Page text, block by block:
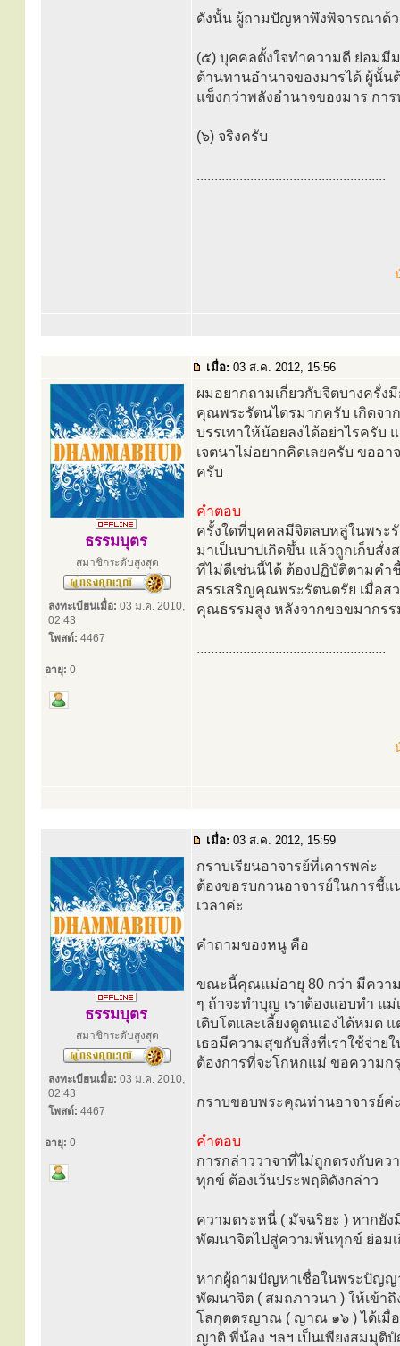
ดังนั้น ผู้ถามปัญหาพึงพิจารณาด้
(๕) บุคคลตั้งใจทำความดี ย่อมมีม
ต้านทานอำนาจของมารได้ ผู้นั้
แข็งกว่าพลังอำนาจของมาร กา
(๖) จริงครับ
.....................................................
เมื่อ: 03 ส.ค. 2012, 15:56
ธรรมบุตร
สมาชิกระดับสูงสุด
ลงทะเบียนเมื่อ: 03 ม.ค. 2010,
02:43
โพสต์: 4467
อายุ: 0
ผมอยากถามเกี่ยวกับจิตบางครั่ง
คุณพระรัตนไตรมากครับ เกิดจา
บรรเทาให้น้อยลงได้อย่าไรครับ
เจตนาไม่อยากคิดเลยครับ ขออ
ครับ
คำตอบ
ครั้งใดที่บุคคลมีจิตลบหลู่ในพระ
มาเป็นบาปเกิดขึ้น แล้วถูกเก็บสั่
ที่ไม่ดีเช่นนี้ได้ ต้องปฏิบัติตามคำ
สรรเสริญคุณพระรัตนตรัย เมื่อส
คุณธรรมสูง หลังจากขอขมากร
.....................................................
เมื่อ: 03 ส.ค. 2012, 15:59
ธรรมบุตร
สมาชิกระดับสูงสุด
ลงทะเบียนเมื่อ: 03 ม.ค. 2010,
02:43
โพสต์: 4467
อายุ: 0
กราบเรียนอาจารย์ที่เคารพค่ะ
ต้องขอรบกวนอาจารย์ในการชี้
เวลาค่ะ
คำถามของหนู คือ
ขณะนี้คุณแม่อายุ 80 กว่า มีควา
ๆ ถ้าจะทำบุญ เราต้องแอบทำ แ
เติบโตและเลี้ยงดูตนเองได้หมด
เธอมีความสุขกับสิ่งที่เราใช้จ่าย
ต้องการที่จะโกหกแม่ ขอความ
กราบขอบพระคุณท่านอาจารย์ค่
คำตอบ
การกล่าววาจาที่ไม่ถูกตรงกับค
ทุกข์ ต้องเว้นประพฤติดังกล่าว
ความตระหนี่ ( มัจฉริยะ ) หากยัง
พัฒนาจิตไปสู่ความพ้นทุกข์ ย่อม
หากผู้ถามปัญหาเชื่อในพระปัญญ
พัฒนาจิต ( สมถภาวนา ) ให้เข้า
โลกุตตรญาณ ( ญาณ ๑๖ ) ได้เมื่อ
ญาติ พี่น้อง ฯลฯ เป็นเพียงสมมุติ